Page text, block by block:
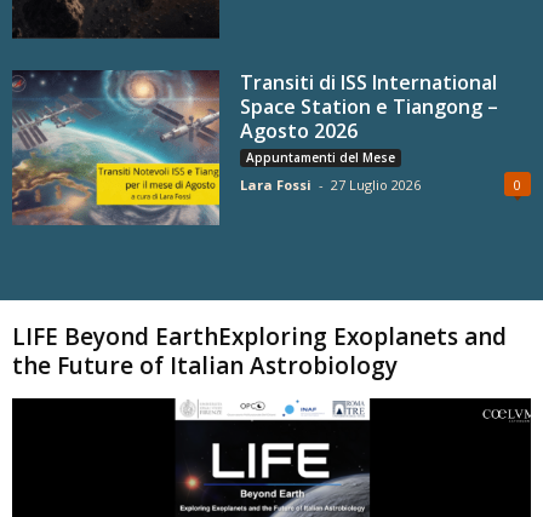
Transiti di ISS International
Space Station e Tiangong –
Agosto 2026
Appuntamenti del Mese
Lara Fossi - 27 Luglio 2026 0
LIFE Beyond EarthExploring Exoplanets and
the Future of Italian Astrobiology